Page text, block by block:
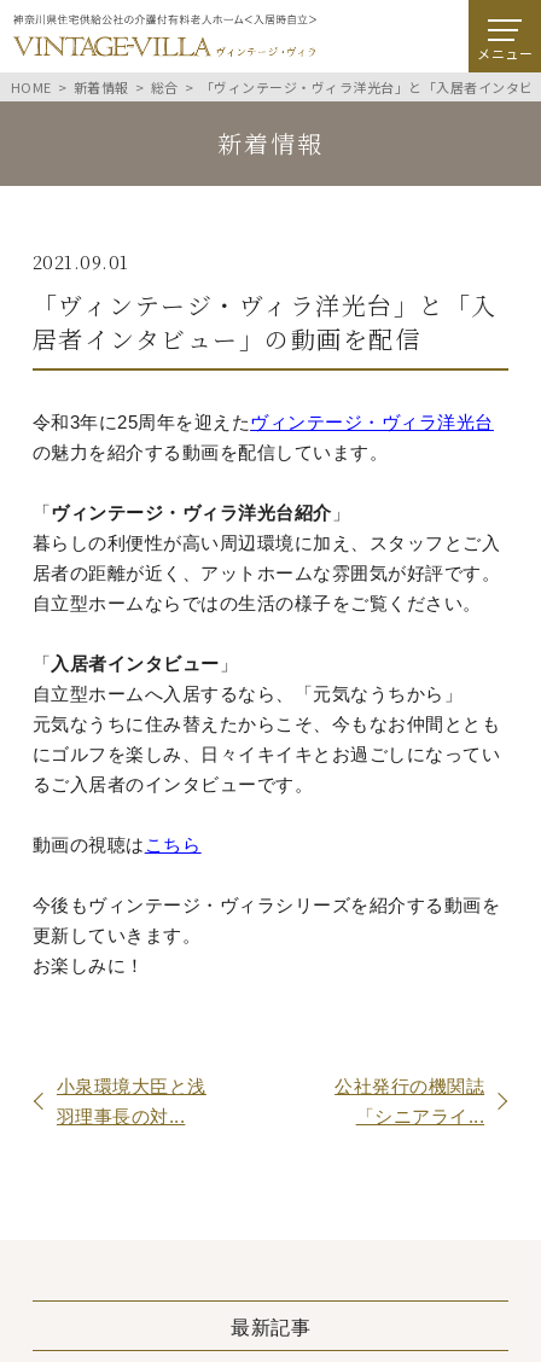
メニュー
HOME
新着情報 総合 「ヴィンテージ・ヴィラ洋光台」と「入居者インタ
新着情報
2021.09.01
「ヴィンテージ・ヴィラ洋光台」と「入
居者インタビュー」の動画を配信
令和3年に25周年を迎えたヴィンテージ・ヴィラ洋光台
の魅力を紹介する動画を配信しています。
「ヴィンテージ・ヴィラ洋光台紹介」
暮らしの利便性が高い周辺環境に加え、スタッフとご入
居者の距離が近く、アットホームな雰囲気が好評です。
自立型ホームならではの生活の様子をご覧ください。
「 入居者インタビュー 」
自立型ホームへ入居するなら、「元気なうちから」
元気なうちに住み替えたからこそ、今もなお仲間ととも
にゴルフを楽しみ、日々イキイキとお過ごしになってい
るご入居者のインタビューです。
動画の視聴は こちら
今後もヴィンテージ・ヴィラシリーズを紹介する動画を
更新していきます。
お楽しみに！
小泉環境大臣と浅
羽理事長の対...
公社発行の機関誌
「シニアライ...
最新記事